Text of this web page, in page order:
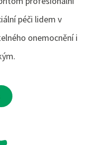
péči lidem v
onemocnění i